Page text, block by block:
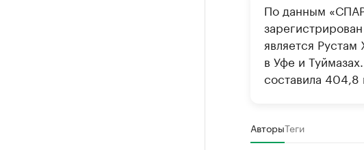
По данным
является
в Уфе и
составила 404,8
АвторыТеги